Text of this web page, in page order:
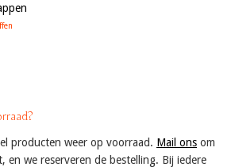
producten weer op voorraad. Mail ons om
en we reserveren de bestelling. Bij iedere